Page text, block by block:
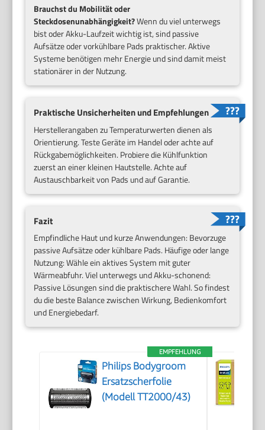
Brauchst du Mobilität oder
Steckdosenunabhängigkeit?Wenn du viel unterwegs
bist oder Akku-Laufzeit wichtig ist, sind passive
Aufsätze oder vorkühlbare Pads praktischer. Aktive
Systeme benötigen mehr Energie und sind damit meist
stationärer in der Nutzung.
Praktische Unsicherheiten und Empfehlungen
Herstellerangaben zu Temperaturwerten dienen als
Orientierung. Teste Geräte im Handel oder achte auf
Rückgabemöglichkeiten. Probiere die Kühlfunktion
zuerst an einer kleinen Hautstelle. Achte auf
Austauschbarkeit von Pads und auf Garantie.
Fazit
Empfindliche Haut und kurze Anwendungen: Bevorzuge
passive Aufsätze oder kühlbare Pads. Häufige oder lange
Nutzung: Wähle ein aktives System mit guter
Wärmeabfuhr. Viel unterwegs und Akku-schonend:
Passive Lösungen sind die praktischere Wahl. So findest
du die beste Balance zwischen Wirkung, Bedienkomfort
und Energiebedarf.
EMPFEHLUNG
Philips Bodygroom
Ersatzscherfolie
(Modell TT2000/43)